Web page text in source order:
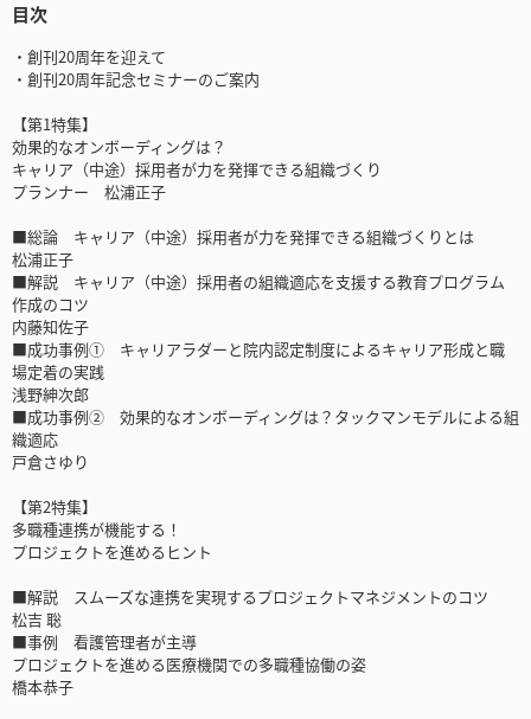
目次
・創刊20周年を迎えて
・創刊20周年記念セミナーのご案内
【第1特集】
効果的なオンボーディングは？
キャリア（中途）採用者が力を発揮できる組織づくり
プランナー 松浦正子
■総論 キャリア（中途）採用者が力を発揮できる組織づくりとは
松浦正子
■解説 キャリア（中途）採用者の組織適応を支援する教育プログラム
作成のコツ
内藤知佐子
■成功事例① キャリアラダーと院内認定制度によるキャリア形成と職
場定着の実践
浅野紳次郎
■成功事例② 効果的なオンボーディングは？タックマンモデルによる組
織適応
戸倉さゆり
【第2特集】
多職種連携が機能する！
プロジェクトを進めるヒント
■解説 スムーズな連携を実現するプロジェクトマネジメントのコツ
松吉 聡
■事例 看護管理者が主導
プロジェクトを進める医療機関での多職種協働の姿
橋本恭子